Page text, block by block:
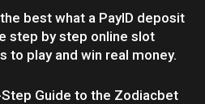
best what a PayID deposit
step by step online slot
to play and win real money.
Guide to the Zodiacbet